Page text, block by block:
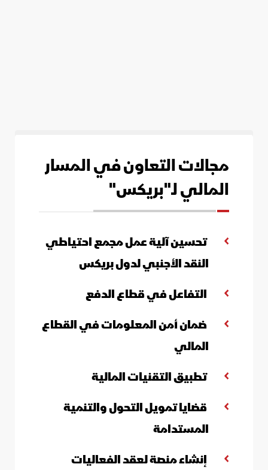
مجالات التعاون في المسار
المالي لـ"بريكس"
تحسين آلية عمل مجمع احتياطي
النقد الأجنبي لدول بريكس
التفاعل في قطاع الدفع
ضمان أمن المعلومات في القطاع
المالي
تطبيق التقنيات المالية
قضايا تمويل التحول والتنمية
المستدامة
إنشاء منصة لعقد الفعاليات